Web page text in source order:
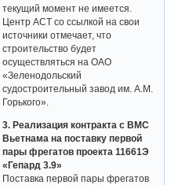
текущий момент не имеется.
Центр АСТ со ссылкой на свои
источники отмечает, что
строительство будет
осуществляться на ОАО
«Зеленодольский
судостроительный завод им. А.М.
Горького».
3. Реализация контракта с ВМС
Вьетнама на поставку первой
пары фрегатов проекта 11661Э
«Гепард 3.9»
Поставка первой пары фрегатов